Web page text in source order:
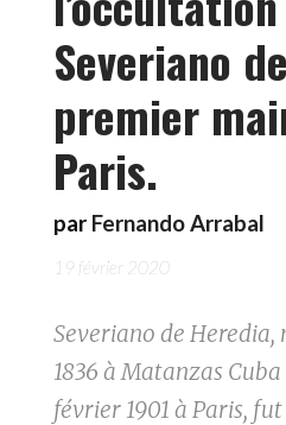
Severiano
premier
Paris.
par Fernando Arrabal
19 février 2020
Severiano de Heredia,
1836 à Matanzas
février 1901 à Paris,